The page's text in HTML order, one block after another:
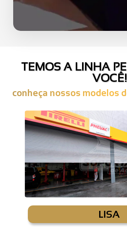
TEMOS A LINHA
VOCÊ!
conheça nossos modelos
LISA